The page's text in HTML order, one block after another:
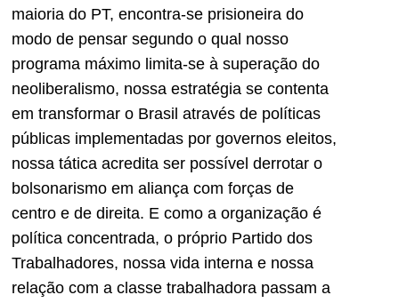
maioria do PT, encontra-se prisioneira do
modo de pensar segundo o qual nosso
programa máximo limita-se à superação do
neoliberalismo, nossa estratégia se contenta
em transformar o Brasil através de políticas
públicas implementadas por governos eleitos,
nossa tática acredita ser possível derrotar o
bolsonarismo em aliança com forças de
centro e de direita. E como a organização é
política concentrada, o próprio Partido dos
Trabalhadores, nossa vida interna e nossa
relação com a classe trabalhadora passam a